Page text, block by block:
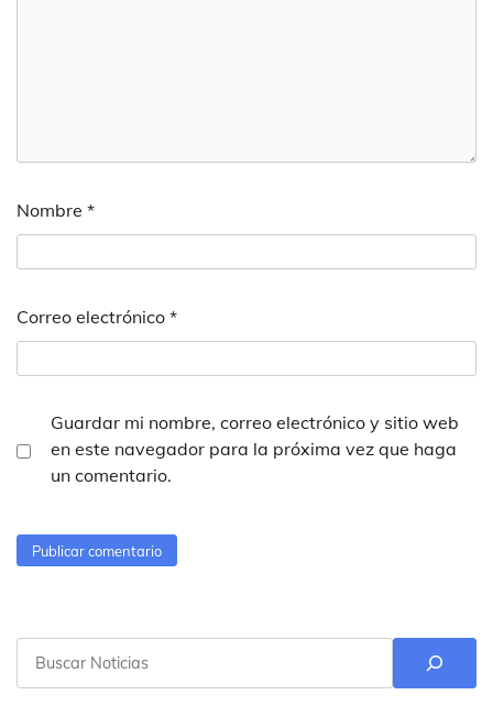
Nombre *
Correo electrónico *
Guardar mi nombre, correo electrónico y sitio web
en este navegador para la próxima vez que haga
un comentario.